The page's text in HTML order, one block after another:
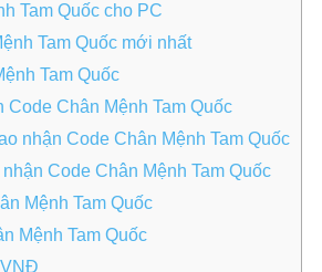
Tam Quốc cho PC
Tam Quốc mới nhất
Tam Quốc
Code Chân Mệnh Tam Quốc
nhận Code Chân Mệnh Tam Quốc
Code Chân Mệnh Tam Quốc
Mệnh Tam Quốc
Mệnh Tam Quốc